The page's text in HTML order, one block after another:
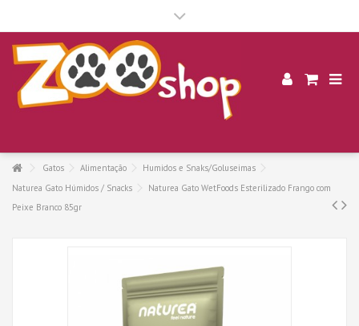
Gatos Alimentação
Humidos e Snaks/Goluseimas
Naturea Gato Húmidos / Snacks
Naturea Gato WetFoods Esterilizado Frango com
Peixe Branco 85gr